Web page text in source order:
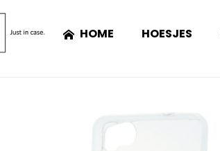
HOME HOESJES